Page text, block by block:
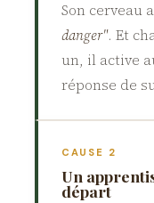
Son cerveau
danger". Et
un, il active
réponse de
CAUSE 2
Un
départ